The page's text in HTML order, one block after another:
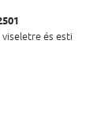
és esti